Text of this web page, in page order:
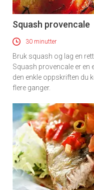
Squash provencale
30 minutter
Bruk squash og lag en
Squash provencale er en
den enkle oppskriften du
flere ganger.